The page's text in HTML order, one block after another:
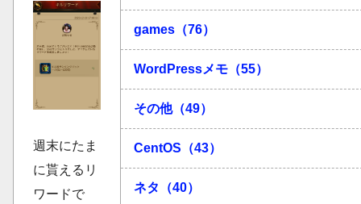
週末にたま
に貰えるリ
ワードで
games（76）
WordPressメモ（55）
その他（49）
CentOS（43）
ネタ（40）